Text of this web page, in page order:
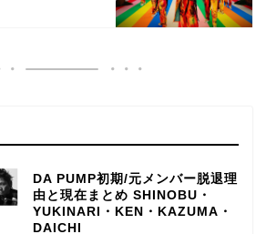
DA PUMP初期/元メンバー脱退理
由と現在まとめ SHINOBU・
YUKINARI・KEN・KAZUMA・
DAICHI